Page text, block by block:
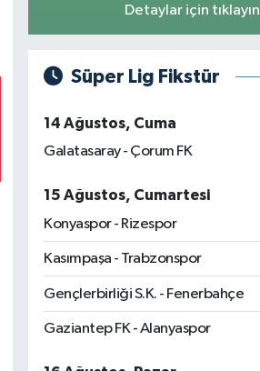
Detaylar için tıklayın
Süper Lig Fikstür
14 Ağustos, Cuma
Galatasaray - Çorum FK
15 Ağustos, Cumartesi
Konyaspor - Rizespor
Kasımpaşa - Trabzonspor
Gençlerbirliği S.K. - Fenerbahçe
Gaziantep FK - Alanyaspor